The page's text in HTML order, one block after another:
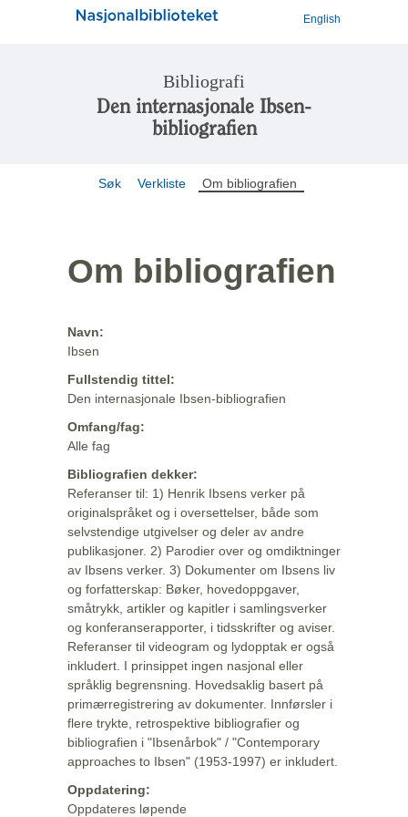
English
Bibliografi
Den internasjonale Ibsen-
bibliografien
Søk Verkliste Om bibliografien
Om bibliografien
Navn:
Ibsen
Fullstendig tittel:
Den internasjonale Ibsen-bibliografien
Omfang/fag:
Alle fag
Bibliografien dekker:
Referanser til: 1) Henrik Ibsens verker på
originalspråket og i oversettelser, både som
selvstendige utgivelser og deler av andre
publikasjoner. 2) Parodier over og omdiktninger
av Ibsens verker. 3) Dokumenter om Ibsens liv
og forfatterskap: Bøker, hovedoppgaver,
småtrykk, artikler og kapitler i samlingsverker
og konferanserapporter, i tidsskrifter og aviser.
Referanser til videogram og lydopptak er også
inkludert. I prinsippet ingen nasjonal eller
språklig begrensning. Hovedsaklig basert på
primærregistrering av dokumenter. Innførsler i
flere trykte, retrospektive bibliografier og
bibliografien i "Ibsenårbok" / "Contemporary
approaches to Ibsen" (1953-1997) er inkludert.
Oppdatering:
Oppdateres løpende